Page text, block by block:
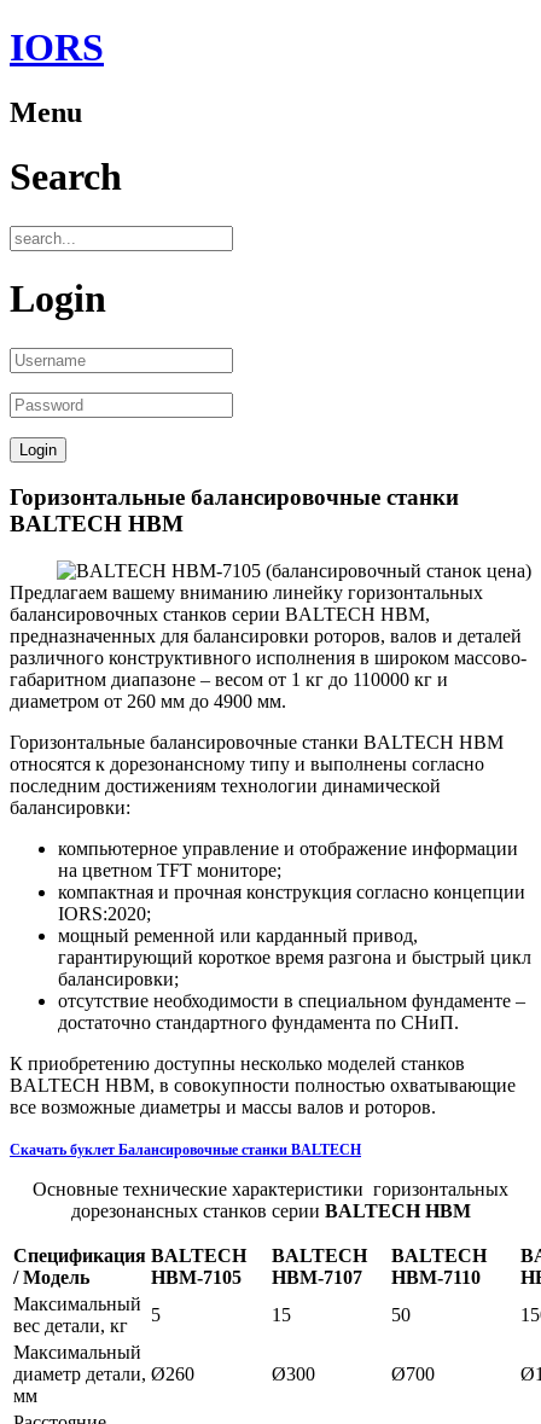
IORS
Menu
Search
Login
Горизонтальные балансировочные станки
BALTECH HBM
Предлагаем вашему вниманию линейку горизонтальных
балансировочных станков серии BALTECH HBM,
предназначенных для балансировки роторов, валов и деталей
различного конструктивного исполнения в широком массово-
габаритном диапазоне – весом от 1 кг до 110000 кг и
диаметром от 260 мм до 4900 мм.
Горизонтальные балансировочные станки BALTECH HBM
относятся к дорезонансному типу и выполнены согласно
последним достижениям технологии динамической
балансировки:
компьютерное управление и отображение информации
на цветном TFT мониторе;
компактная и прочная конструкция согласно концепции
IORS:2020;
мощный ременной или карданный привод,
гарантирующий короткое время разгона и быстрый цикл
балансировки;
отсутствие необходимости в специальном фундаменте –
достаточно стандартного фундамента по СНиП.
К приобретению доступны несколько моделей станков
BALTECH HBM, в совокупности полностью охватывающие
все возможные диаметры и массы валов и роторов.
Скачать буклет Балансировочные станки BALTECH
Основные технические характеристики горизонтальных
дорезонансных станков серии BALTECH HBM
Спецификация
/ Модель
BALTECH
HBM-7105
BALTECH
HBM-7107
BALTECH
HBM-7110
Максимальный
вес детали, кг
5 15 50
Максимальный
диаметр детали,
мм
Ø260 Ø300 Ø700